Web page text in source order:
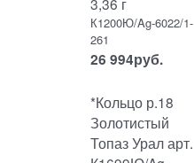
К1200Ю/Ag-6022/1-
261
26 994руб.
*Кольцо р.18
Золотистый
Топаз Урал арт.